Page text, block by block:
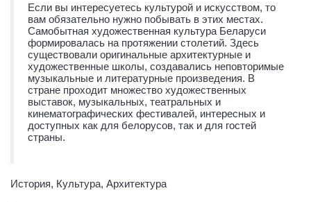
Если вы интересуетесь культурой и искусством, то
вам обязательно нужно побывать в этих местах.
Самобытная художественная культура Беларуси
формировалась на протяжении столетий. Здесь
существовали оригинальные архитектурные и
художественные школы, создавались неповторимые
музыкальные и литературные произведения. В
стране проходит множество художественных
выставок, музыкальных, театральных и
кинематографических фестивалей, интересных и
доступных как для белорусов, так и для гостей
страны.
История, Культура, Архитектура